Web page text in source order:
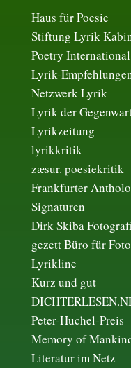
Haus für Poesie
Stiftung Lyrik
Poetry International
Lyrik-
Netzwerk Lyrik
Lyrik der
Lyrikzeitung
lyrikkritik
zæsur. poesiekritik
Frankfurter
Signaturen
Dirk Skiba
gezett Büro für
Lyrikline
Kurz und gut
Peter-Huchel-Preis
Memory of
Literatur im Netz